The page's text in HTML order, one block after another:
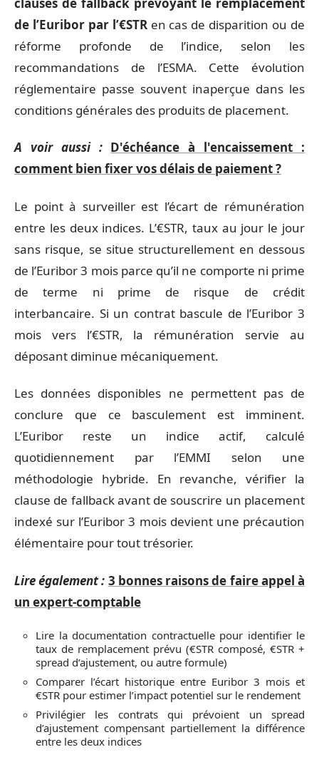
de l’Euribor par l’€STRen cas de disparition ou de
réforme profonde de l’indice, selon les
recommandations de l’ESMA. Cette évolution
réglementaire passe souvent inaperçue dans les
conditions générales des produits de placement.
A voir aussi : D'échéance à l'encaissement :
comment bien fixer vos délais de paiement ?
Le point à surveiller est l’écart de rémunération
entre les deux indices. L’€STR, taux au jour le jour
sans risque, se situe structurellement en dessous
de l’Euribor 3 mois parce qu’il ne comporte ni prime
de terme ni prime de risque de crédit
interbancaire. Si un contrat bascule de l’Euribor 3
mois vers l’€STR, la rémunération servie au
déposant diminue mécaniquement.
Les données disponibles ne permettent pas de
conclure que ce basculement est imminent.
L’Euribor reste un indice actif, calculé
quotidiennement par l’EMMI selon une
méthodologie hybride. En revanche, vérifier la
clause de fallback avant de souscrire un placement
indexé sur l’Euribor 3 mois devient une précaution
élémentaire pour tout trésorier.
Lire également : 3 bonnes raisons de faire appel à
un expert-comptable
Lire la documentation contractuelle pour identifier le
taux de remplacement prévu (€STR composé, €STR +
spread d’ajustement, ou autre formule)
Comparer l’écart historique entre Euribor 3 mois et
€STR pour estimer l’impact potentiel sur le rendement
Privilégier les contrats qui prévoient un spread
d’ajustement compensant partiellement la différence
entre les deux indices